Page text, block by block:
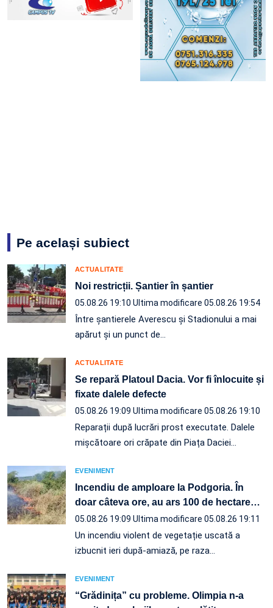
Pe același subiect
ACTUALITATE
Noi restricții. Șantier în șantier
05.08.26 19:10 Ultima modificare 05.08.26 19:54
Între șantierele Averescu și Stadionului a mai
apărut și un punct de…
ACTUALITATE
Se repară Platoul Dacia. Vor fi înlocuite și
fixate dalele defecte
05.08.26 19:09 Ultima modificare 05.08.26 19:10
Reparații după lucrări prost executate. Dalele
mișcătoare ori crăpate din Piața Daciei…
EVENIMENT
Incendiu de amploare la Podgoria. În
doar câteva ore, au ars 100 de hectare…
05.08.26 19:09 Ultima modificare 05.08.26 19:11
Un incendiu violent de vegetație uscată a
izbucnit ieri după-amiază, pe raza…
EVENIMENT
“Grădinița” cu probleme. Olimpia n-a